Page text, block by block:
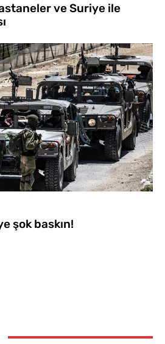
ve Suriye ile
şok baskın!